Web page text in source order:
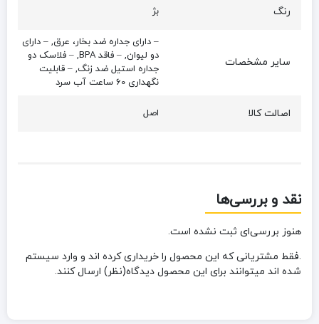
رنگ بژ
سایر مشخصات
– دارای جداره ضد بخار، عرق, – دارای
دو لیوان, – فاقد BPA, – فلاسک دو
جداره استیل ضد زنگ, – قابلیت
نگهداری 60 ساعت آب سرد
اصالت کالا اصل
نقد و بررسی‌ها
هنوز بررسی‌ای ثبت نشده است.
.فقط مشتریانی که این محصول را خریداری کرده اند و وارد سیستم
شده اند میتوانند برای این محصول دیدگاه(نظر) ارسال کنند.